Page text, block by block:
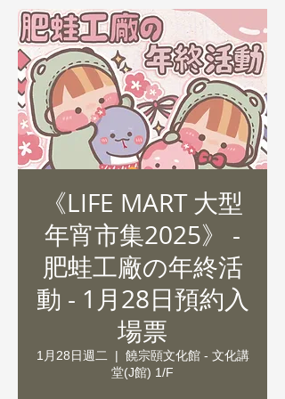
《LIFE MART 大型
年宵市集2025》 -
肥蛙工廠の年終活
動 - 1月28日預約入
場票
1月28日週二
  |
饒宗頤文化館 - 文化講
堂(J館) 1/F